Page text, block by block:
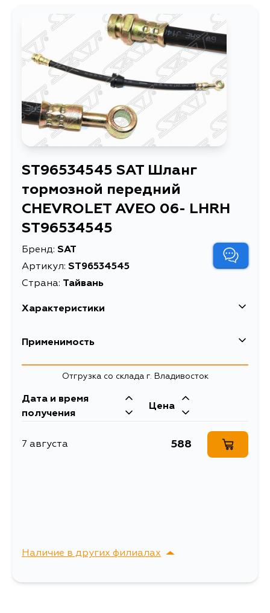
ST96534545 SAT Шланг
тормозной передний
CHEVROLET AVEO 06- LHRH
ST96534545
Бренд: SAT
Артикул: ST96534545
Страна: Тайвань
Характеристики
Применимость
Отгрузка со склада г. Владивосток
Дата и время
получения
Цена
7 августа 588
Наличие в других филиалах
г. Владивосток,